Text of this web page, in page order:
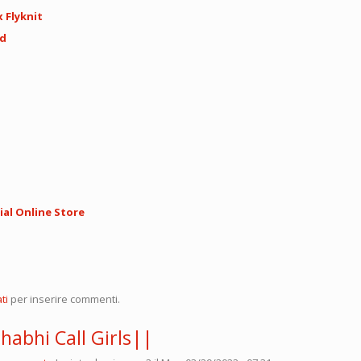
Flyknit
Online Store
per inserire commenti.
Call Girls||